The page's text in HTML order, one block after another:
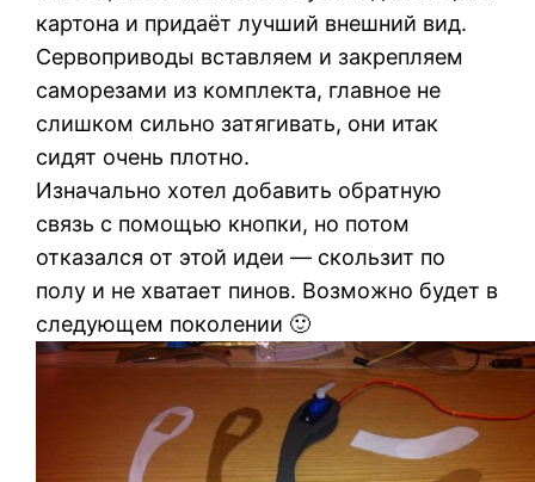
картона и придаёт лучший внешний вид.
Сервоприводы вставляем и закрепляем
саморезами из комплекта, главное не
слишком сильно затягивать, они итак
сидят очень плотно.
Изначально хотел добавить обратную
связь с помощью кнопки, но потом
отказался от этой идеи — скользит по
полу и не хватает пинов. Возможно будет в
следующем поколении 🙂